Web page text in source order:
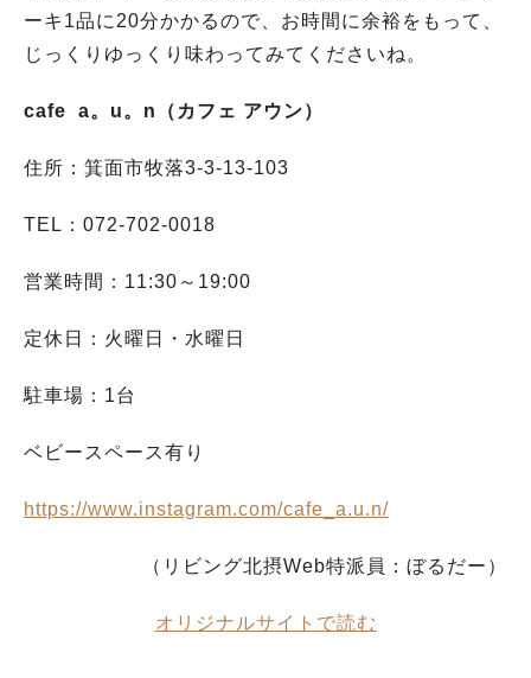
ーキ1品に20分かかるので、お時間に余裕をもって、
じっくりゆっくり味わってみてくださいね。
cafe a。u。n（カフェ アウン）
住所：箕面市牧落3-3-13-103
TEL：072-702-0018
営業時間：11:30～19:00
定休日：火曜日・水曜日
駐車場：1台
ベビースペース有り
https://www.instagram.com/cafe_a.u.n/
（リビング北摂Web特派員：ぼるだー）
オリジナルサイトで読む